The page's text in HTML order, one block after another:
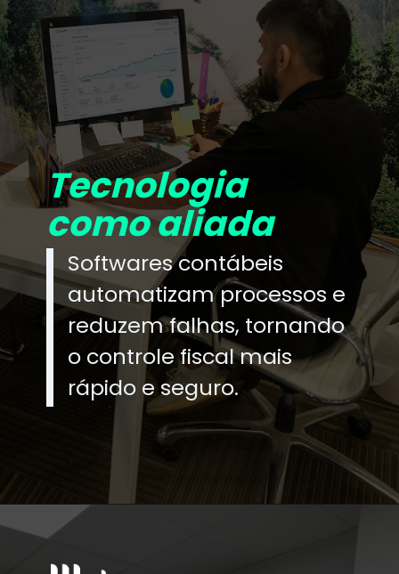
Tecnologia
como aliada
Softwares contábeis
automatizam processos e
reduzem falhas, tornando
o controle fiscal mais
rápido e seguro.